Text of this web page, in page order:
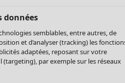
données
semblables, entre autres, de
et d’analyser (tracking) les
adaptées, reposant sur votre
par exemple sur les réseaux